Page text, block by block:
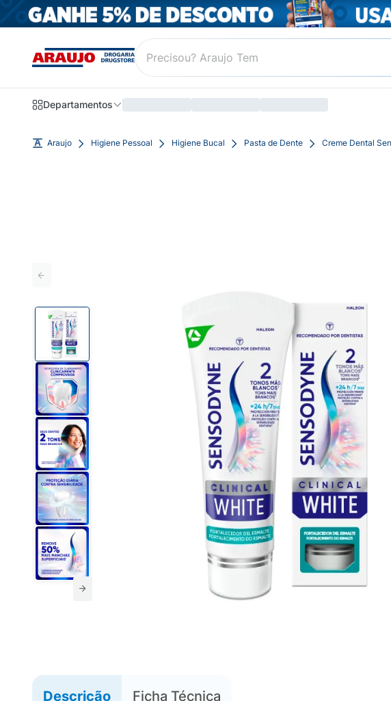
Departamentos
Araujo Higiene Pessoal Higiene Bucal Pasta de Dente Creme Dental
Descrição Ficha Técnica